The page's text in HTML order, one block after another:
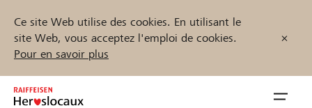
Ce site Web utilise des cookies. En utilisant le
site Web, vous acceptez l'emploi de cookies.
Pour en savoir plus
Inhalt